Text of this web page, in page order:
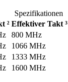
Spezifikationen
² Effektiver Takt ³
800 MHz
1066 MHz
1333 MHz
1600 MHz